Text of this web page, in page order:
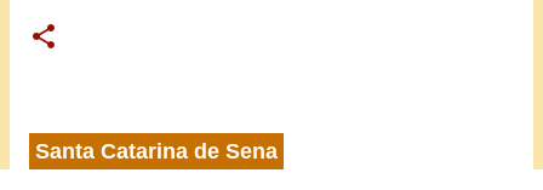
Santa Catarina de Sena